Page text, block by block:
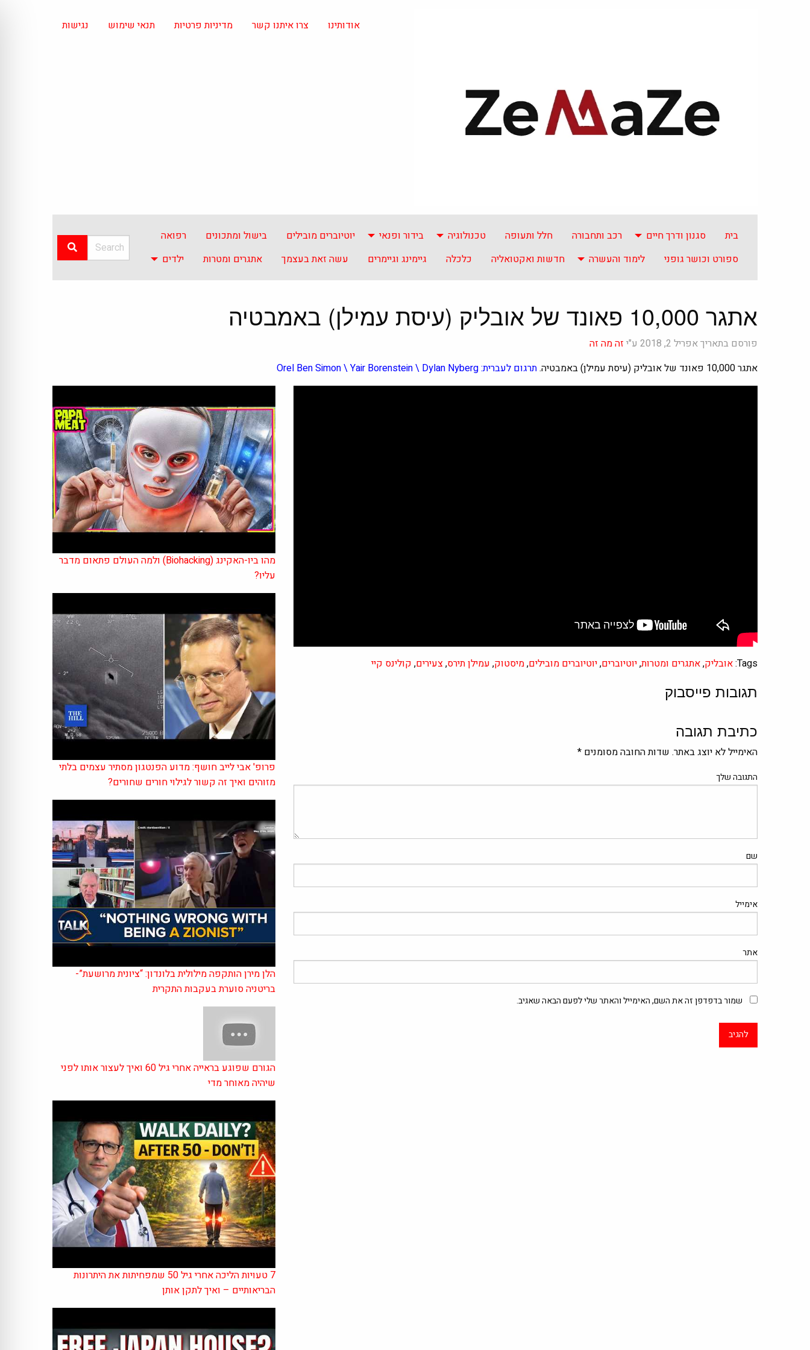
אודותינו צרו איתנו קשר מדיניות פרטיות תנאי שימוש נגישות
בית סגנון ודרך חיים רכב ותחבורה חלל ותעופה טכנולוגיה בידור ופנאי יוטיוברים מובילים בישול ומתכונים
רפואה
ספורט וכושר גופני
לימוד והעשרה חדשות ואקטואליה כלכלה גיימינג וגיימרים עשה זאת בעצמך אתגרים ומטרות ילדים
אתגר 10,000 פאונד של אובליק (עיסת עמילן) באמבטיה
פורסם בתאריך אפריל 2, 2018 ע"י
זה מה זה
אתגר 10,000 פאונד של אובליק (עיסת עמילן) באמבטיה.
תרגום לעברית: Orel Ben Simon \ Yair Borenstein \ Dylan Nyberg
Tags: אובליק,אתגרים ומטרות,יוטיוברים,יוטיוברים מובילים,מיסטוק, עמילן תירס,צעירים, קולינס קיי
תגובות פייסבוק
כתיבת תגובה
האימייל לא יוצג באתר. שדות החובה מסומנים *
התגובה שלך
שם
אימייל
אתר
שמור בדפדפן זה את השם, האימייל והאתר שלי לפעם הבאה שאגיב.
מהו ביו-האקינג (Biohacking) ולמה העולם פתאום מדבר
עליו?
פרופ' אבי לייב חושף: מדוע הפנטגון מסתיר עצמים בלתי
מזוהים ואיך זה קשור לגילוי חורים שחורים?
הלן מירן הותקפה מילולית בלונדון: “ציונית מרושעת”-
בריטניה סוערת בעקבות התקרית
הגורם שפוגע בראייה אחרי גיל 60 ואיך לעצור אותו לפני
שיהיה מאוחר מדי
7 טעויות הליכה אחרי גיל 50 שמפחיתות את היתרונות
הבריאותיים – ואיך לתקן אותן